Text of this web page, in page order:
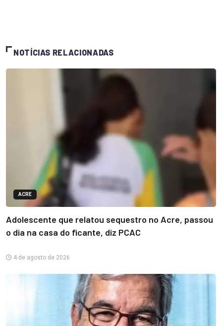
NOTÍCIAS RELACIONADAS
ACRE
Adolescente que relatou sequestro no Acre, passou
o dia na casa do ficante, diz PCAC
4 de agosto de 2026